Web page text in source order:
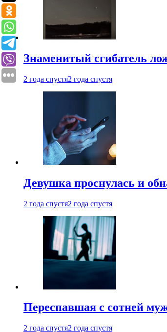
Знаменитый сгибатель
2 года спустя2 года спустя
Девушка проснулась и
2 года спустя2 года спустя
Переспавшая с сотней
2 года спустя2 года спустя